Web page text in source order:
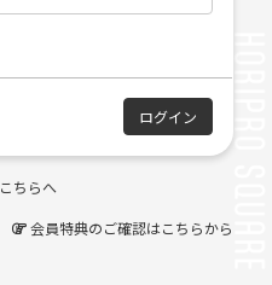
ちらへ
会員特典のご確認はこちらから